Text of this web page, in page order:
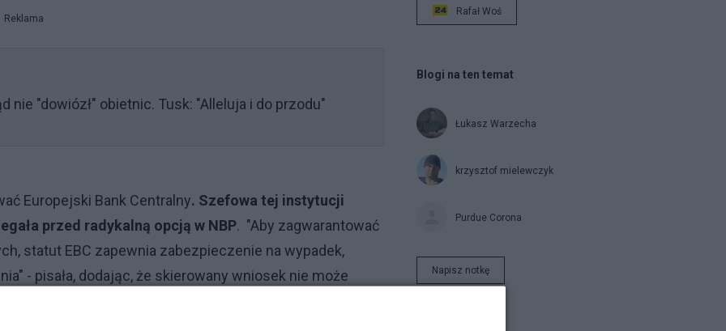
Reklama
nie "dowiózł" obietnic. Tusk: "Alleluja i do przodu"
Europejski Bank Centralny. Szefowa tej instytucji
przed radykalną opcją w NBP. "Aby zagwarantować
statut EBC zapewnia zabezpieczenie na wypadek,
- pisała, dodając, że skierowany wniosek nie może
Rafał Woś
Blogi na ten temat
Łukasz Warzecha
krzysztof mielewczyk
Purdue Corona
Napisz notkę